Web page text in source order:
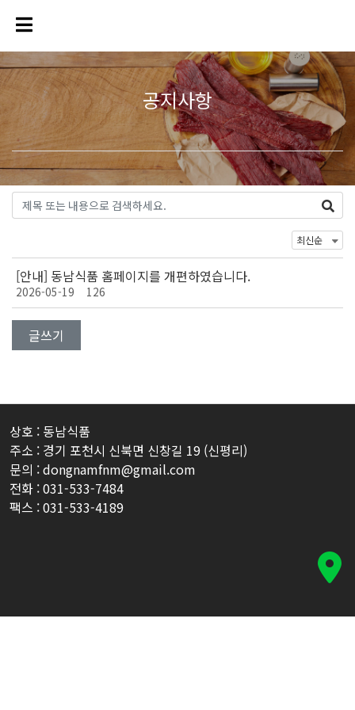
공지사항
[안내] 동남식품 홈페이지를 개편하였습니다.
2026-05-19 126
글쓰기
상호 : 동남식품
주소 : 경기 포천시 신북면 신창길 19 (신평리)
문의 : dongnamfnm@gmail.com
전화 : 031-533-7484
팩스 : 031-533-4189